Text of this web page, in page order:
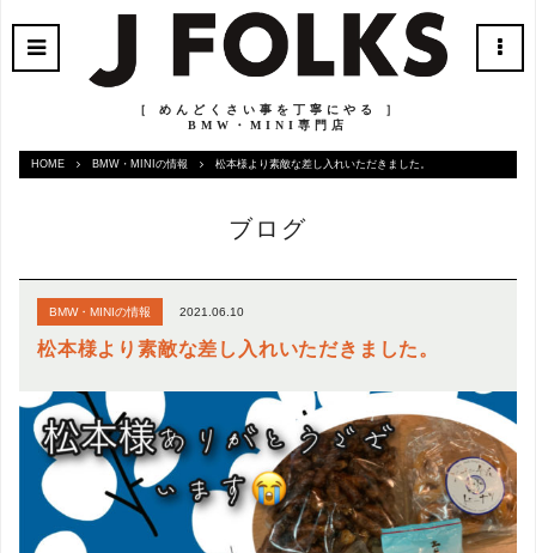
［ めんどくさい事を丁寧にやる ］
BMW・MINI専門店
HOME BMW・MINIの情報 松本様より素敵な差し入れいただきました。
ブログ
BMW・MINIの情報 2021.06.10
松本様より素敵な差し入れいただきました。